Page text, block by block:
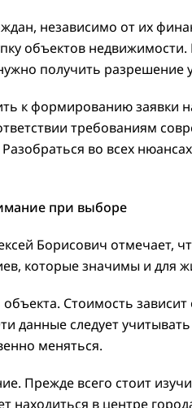
независимо от их
объектов
получить разрешение
к формированию заявки
требованиям
Разобраться во всех
при выборе
Борисович отмечает,
которые значимы и для
Стоимость зависит
данные следует
меняться.
всего стоит
находиться в центре